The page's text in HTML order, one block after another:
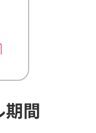
間